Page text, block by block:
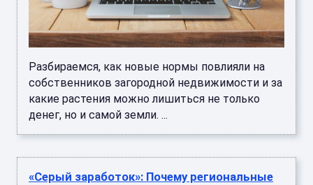
Разбираемся, как новые нормы повлияли на
собственников загородной недвижимости и за
какие растения можно лишиться не только
денег, но и самой земли. ...
«Серый заработок»: Почему региональные